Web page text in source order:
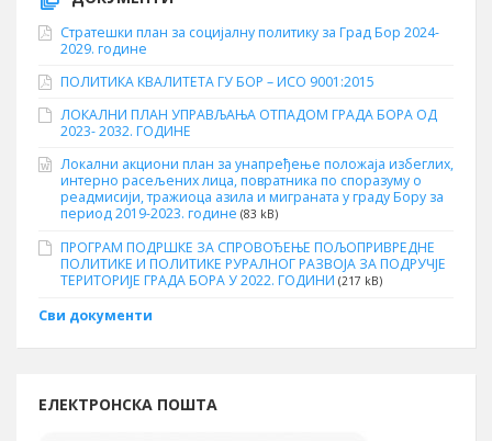
Стратешки план за социјалну политику за Град Бор 2024-
2029. године
ПОЛИТИКА КВАЛИТЕТА ГУ БОР – ИСО 9001:2015
ЛОКАЛНИ ПЛАН УПРАВЉАЊА ОТПАДОМ ГРАДА БОРА ОД
2023- 2032. ГОДИНЕ
Локални акциони план за унапређење положаја избеглих,
интерно расељених лица, повратника по споразуму о
реадмисији, тражиоца азила и миграната у граду Бору за
период 2019-2023. године (83 kB)
ПРОГРАМ ПОДРШКЕ ЗА СПРОВОЂЕЊЕ ПОЉОПРИВРЕДНЕ
ПОЛИТИКЕ И ПОЛИТИКЕ РУРАЛНОГ РАЗВОЈА ЗА ПОДРУЧЈЕ
ТЕРИТОРИЈЕ ГРАДА БОРА У 2022. ГОДИНИ (217 kB)
Сви документи
ЕЛЕКТРОНСКА ПОШТА